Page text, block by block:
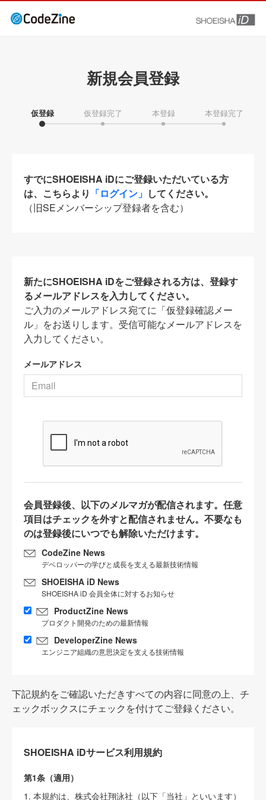
新規会員登録
仮登録 仮登録完了 本登録 本登録完了
すでにSHOEISHA iDにご登録いただいている方
は、こちらより 「ログイン」 してください。
（旧SEメンバーシップ登録者を含む）
新たにSHOEISHA iDをご登録される方は、登録す
るメールアドレスを入力してください。
ご入力のメールアドレス宛てに「仮登録確認メー
ル」をお送りします。受信可能なメールアドレスを
入力してください。
メールアドレス
会員登録後、以下のメルマガが配信されます。任意
項目はチェックを外すと配信されません。不要なも
のは登録後にいつでも解除いただけます。
CodeZine News
デベロッパーの学びと成長を支える最新技術情報
SHOEISHA iD News
SHOEISHA iD 会員全体に対するお知らせ
ProductZine News
プロダクト開発のための最新情報
DeveloperZine News
エンジニア組織の意思決定を支える技術情報
下記規約をご確認いただきすべての内容に同意の上、チ
ェックボックスにチェックを付けてご登録ください。
SHOEISHA iDサービス利用規約
第1条（適用）
1. 本規約は、株式会社翔泳社（以下「当社」といいます）